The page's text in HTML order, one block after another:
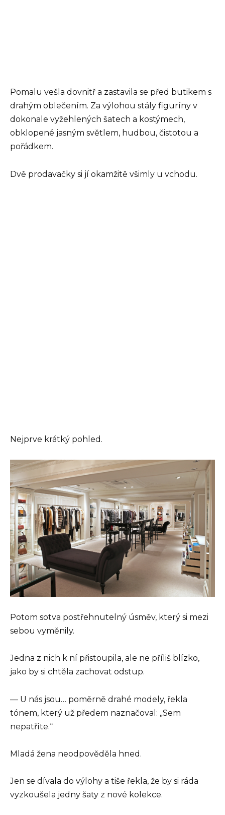
Pomalu vešla dovnitř a zastavila se před butikem s
drahým oblečením. Za výlohou stály figuríny v
dokonale vyžehlených šatech a kostýmech,
obklopené jasným světlem, hudbou, čistotou a
pořádkem.
Dvě prodavačky si jí okamžitě všimly u vchodu.
Nejprve krátký pohled.
Potom sotva postřehnutelný úsměv, který si mezi
sebou vyměnily.
Jedna z nich k ní přistoupila, ale ne příliš blízko,
jako by si chtěla zachovat odstup.
— U nás jsou… poměrně drahé modely, řekla
tónem, který už předem naznačoval: „Sem
nepatříte.“
Mladá žena neodpověděla hned.
Jen se dívala do výlohy a tiše řekla, že by si ráda
vyzkoušela jedny šaty z nové kolekce.